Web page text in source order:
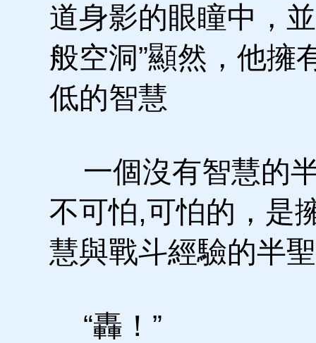
道身影的眼瞳中，
般空洞”顯然，他擁
低的智慧
一個沒有智慧的
不可怕,可怕的，是
慧與戰斗經驗的半
“轟！”